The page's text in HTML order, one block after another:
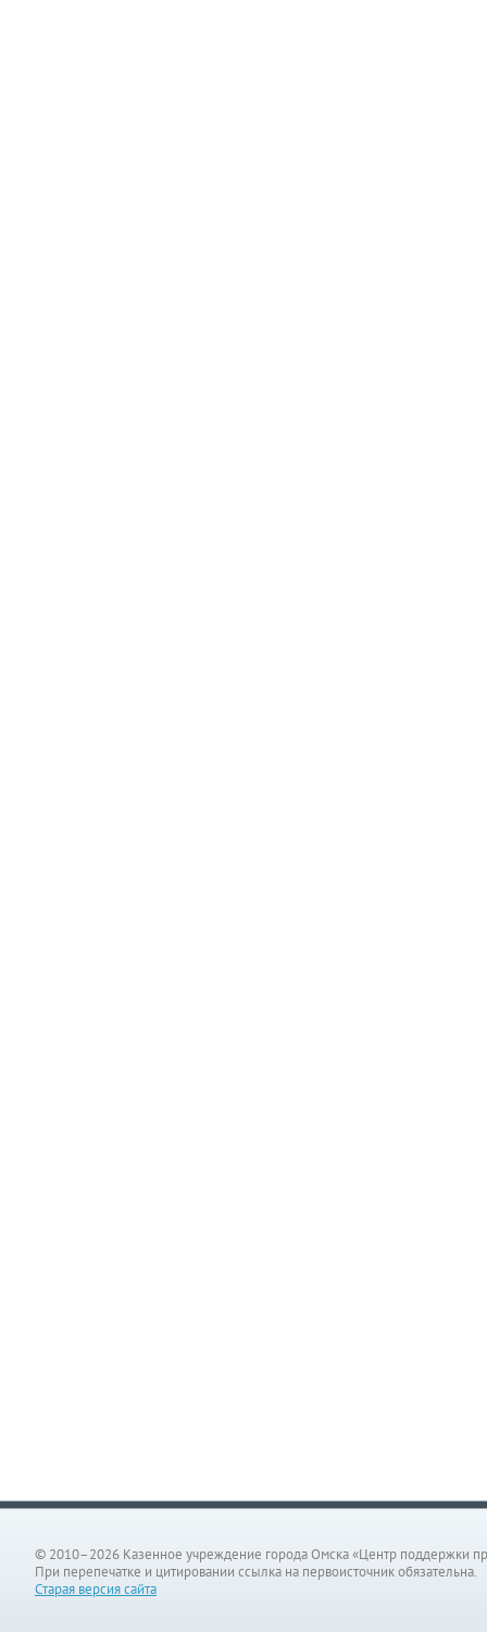
© 2010–2026 Казенное учреждение города Омска «Центр поддержки
При перепечатке и цитировании ссылка на первоисточник обязательна.
Старая версия сайта